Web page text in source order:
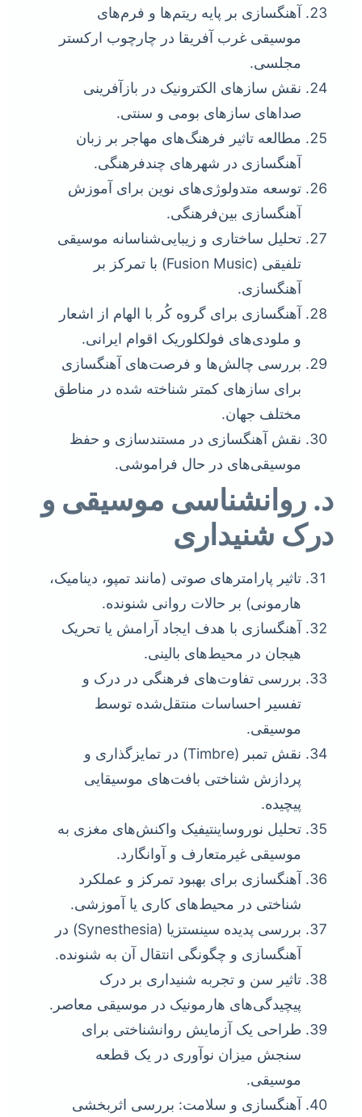
آهنگسازی بر پایه ریتم‌ها و فرم‌های
موسیقی غرب آفریقا در چارچوب ارکستر
مجلسی.
نقش سازهای الکترونیک در بازآفرینی
صداهای سازهای بومی و سنتی.
مطالعه تاثیر فرهنگ‌های مهاجر بر زبان
آهنگسازی در شهرهای چندفرهنگی.
توسعه متدولوژی‌های نوین برای آموزش
آهنگسازی بین‌فرهنگی.
تحلیل ساختاری و زیبایی‌شناسانه موسیقی
تلفیقی (Fusion Music) با تمرکز بر
آهنگسازی.
آهنگسازی برای گروه کُر با الهام از اشعار
و ملودی‌های فولکلوریک اقوام ایرانی.
بررسی چالش‌ها و فرصت‌های آهنگسازی
برای سازهای کمتر شناخته شده در مناطق
مختلف جهان.
نقش آهنگسازی در مستندسازی و حفظ
موسیقی‌های در حال فراموشی.
د. روانشناسی موسیقی و
درک شنیداری
تاثیر پارامترهای صوتی (مانند تمپو، دینامیک،
هارمونی) بر حالات روانی شنونده.
آهنگسازی با هدف ایجاد آرامش یا تحریک
هیجان در محیط‌های بالینی.
بررسی تفاوت‌های فرهنگی در درک و
تفسیر احساسات منتقل‌شده توسط
موسیقی.
نقش تمبر (Timbre) در تمایزگذاری و
پردازش شناختی بافت‌های موسیقایی
پیچیده.
تحلیل نوروساینتیفیک واکنش‌های مغزی به
موسیقی غیرمتعارف و آوانگارد.
آهنگسازی برای بهبود تمرکز و عملکرد
شناختی در محیط‌های کاری یا آموزشی.
بررسی پدیده سینستزیا (Synesthesia) در
آهنگسازی و چگونگی انتقال آن به شنونده.
تاثیر سن و تجربه شنیداری بر درک
پیچیدگی‌های هارمونیک در موسیقی معاصر.
طراحی یک آزمایش روانشناختی برای
سنجش میزان نوآوری در یک قطعه
موسیقی.
آهنگسازی و سلامت: بررسی اثربخشی